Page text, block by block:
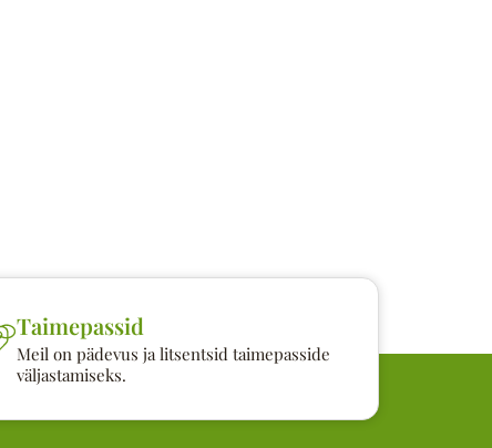
Taimepassid
Meil on pädevus ja litsentsid taimepasside
väljastamiseks.